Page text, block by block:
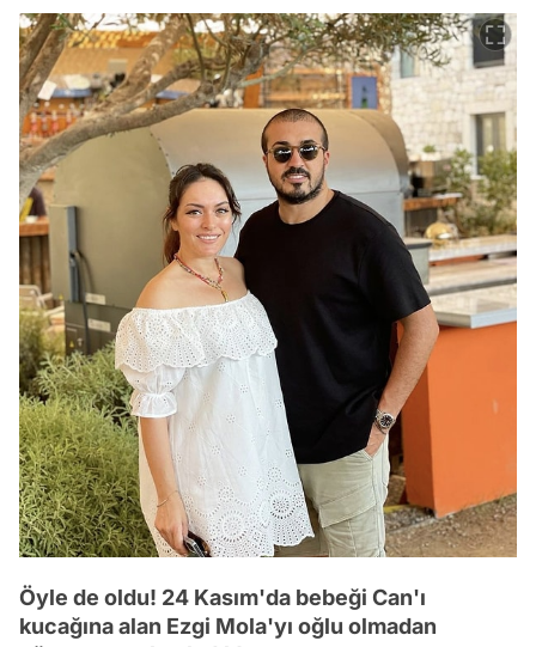
Öyle de oldu! 24 Kasım'da bebeği Can'ı
kucağına alan Ezgi Mola'yı oğlu olmadan